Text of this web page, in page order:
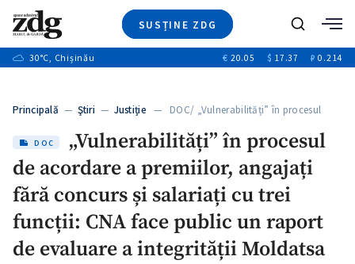
SUSȚINE ZDG
Ştiri
+9
Video
Special
+1
+1
Caută
30°C, Chișinău € 20.05 $ 17.37 ₽ 0.214
Principală — Ştiri — Justiție— DOC/ „Vulnerabilități” în procesul
DOC
„Vulnerabilități” în procesul
de acordare a premiilor, angajați
fără concurs și salariați cu trei
funcții: CNA face public un raport
de evaluare a integrității Moldatsa